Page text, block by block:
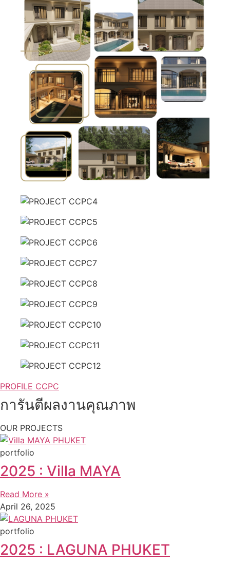
PROFILE CCPC
การันตีผลงานคุณภาพ
OUR PROJECTS
portfolio
2025 : Villa MAYA
Read More »
April 26, 2025
portfolio
2025 : LAGUNA PHUKET